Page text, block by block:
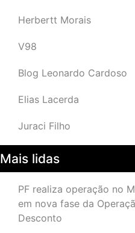
Herbertt Morais
V98
Blog Leonardo Cardoso
Elias Lacerda
Juraci Filho
Mais lidas
PF realiza operação no
em nova fase da
Desconto